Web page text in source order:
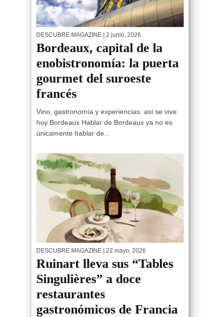
DESCUBRE MAGAZINE | 2 junio, 2026
Bordeaux, capital de la
enobistronomía: la puerta
gourmet del suroeste
francés
Vino, gastronomía y experiencias: así se vive
hoy Bordeaux Hablar de Bordeaux ya no es
únicamente hablar de...
DESCUBRE MAGAZINE | 22 mayo, 2026
Ruinart lleva sus “Tables
Singulières” a doce
restaurantes
gastronómicos de Francia